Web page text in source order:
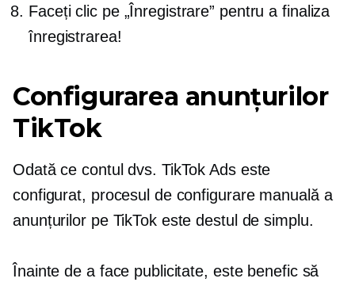
Faceți clic pe „Înregistrare” pentru a finaliza
înregistrarea!
Configurarea anunțurilor
TikTok
Odată ce contul dvs. TikTok Ads este
configurat, procesul de configurare manuală a
anunțurilor pe TikTok este destul de simplu.
Înainte de a face publicitate, este benefic să